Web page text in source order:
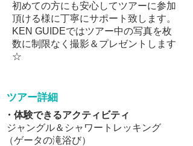
初めての方にも安心してツアーに参加
頂ける様に丁寧にサポート致します。
KEN GUIDEではツアー中の写真を枚
数に制限なく撮影＆プレゼントします
☆
ツアー詳細
・体験できるアクティビティ
ジャングル＆シャワートレッキング
（ゲータの滝浴び）